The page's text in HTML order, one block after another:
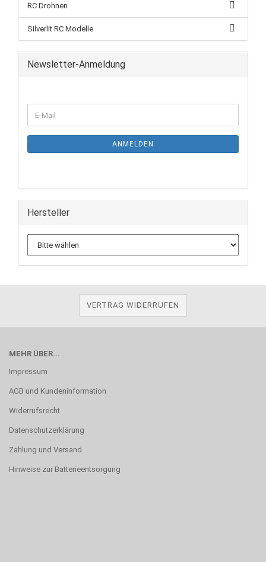
RC Drohnen
Silverlit RC Modelle
Newsletter-Anmeldung
ANMELDEN
Hersteller
VERTRAG WIDERRUFEN
MEHR ÜBER...
Impressum
AGB und Kundeninformation
Widerrufsrecht
Datenschutzerklärung
Zahlung und Versand
Hinweise zur Batterieentsorgung